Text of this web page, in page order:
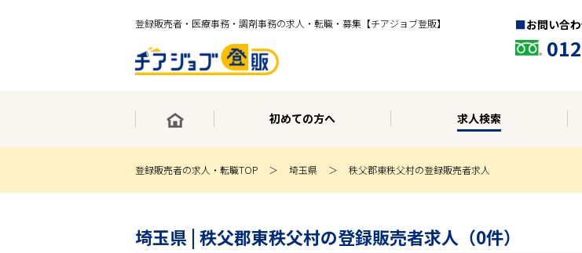
登録販売者・医療事務・調剤事務の求人・転職・募集【チアジョブ登販】 お問い合
初めての方へ 求人検索
登録販売者の求人・転職TOP 埼玉県 秩父郡東秩父村の登録販売者求人
埼玉県 | 秩父郡東秩父村の登録販売者求人（0件）